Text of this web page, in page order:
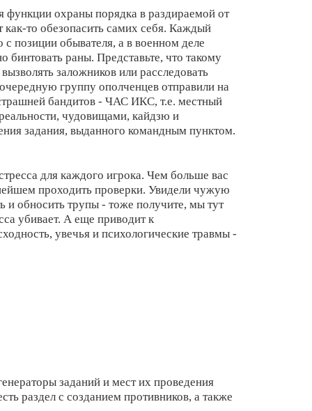
функции охраны порядка в раздираемой от
то обезопасить самих себя. Каждый
позиции обывателя, а в военном деле
раны. Представьте, что такому
заложников или расследовать
группу ополченцев отправили на
бандитов - ЧАС ИКС, т.е. местный
чудовищами, кайдзю и
задания, выданного командным пунктом.
для каждого игрока. Чем больше вас
проходить проверки. Увидели чужую
и обносить трупы - тоже получите, мы тут
убивает. А еще приводит к
увечья и психологические травмы -
заданий и мест их проведения
раздел с созданием противников, а также